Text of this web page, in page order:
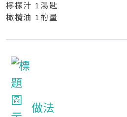
檸檬汁 1湯匙
橄欖油 1酌量
做法